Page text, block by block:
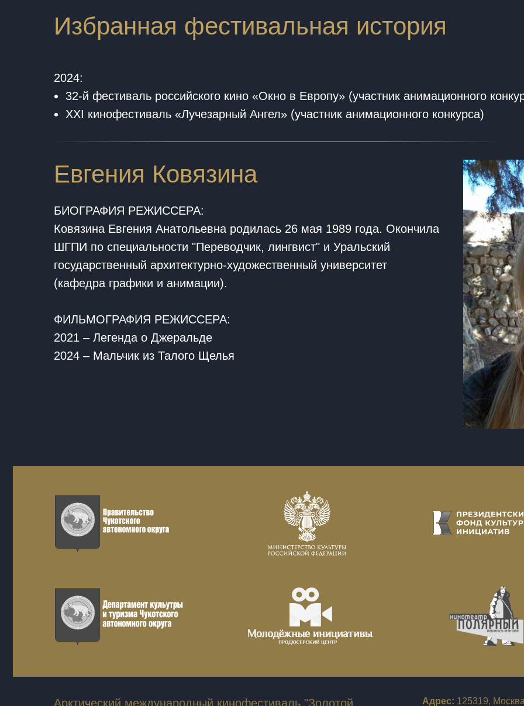
Избранная фестивальная история
2024:
32-й фестиваль российского кино «Окно в Европу» (участник анимационного
XXI кинофестиваль «Лучезарный Ангел» (участник анимационного конкурса)
Евгения Ковязина
БИОГРАФИЯ РЕЖИССЕРА:
Ковязина Евгения Анатольевна родилась 26 мая 1989 года. Окончила
ШГПИ по специальности "Переводчик, лингвист" и Уральский
государственный архитектурно-художественный университет
(кафедра графики и анимации).
ФИЛЬМОГРАФИЯ РЕЖИССЕРА:
2021 – Легенда о Джеральде
2024 – Мальчик из Талого Щелья
Арктический международный кинофестиваль "Золотой Адрес: 125319,